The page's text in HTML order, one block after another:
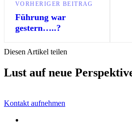
VORHERIGER BEITRAG
Führung war
gestern…..?
Diesen Artikel teilen
Lust auf neue
Kontakt aufnehmen